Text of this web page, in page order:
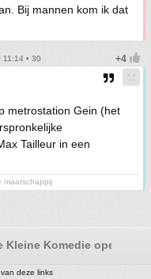
Bij mannen kom ik dat
11:14 • 30
metrostation Gein (het
Tailleur in een
maatschappij
Kleine Komedie opent de
deze links